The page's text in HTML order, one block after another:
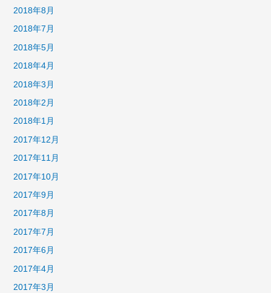
2018年8月
2018年7月
2018年5月
2018年4月
2018年3月
2018年2月
2018年1月
2017年12月
2017年11月
2017年10月
2017年9月
2017年8月
2017年7月
2017年6月
2017年4月
2017年3月